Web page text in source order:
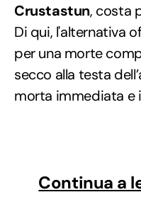
Crustastun, costa
Di qui, l'alternativa
per una morte
secco alla testa
morta immediata e
Continua a